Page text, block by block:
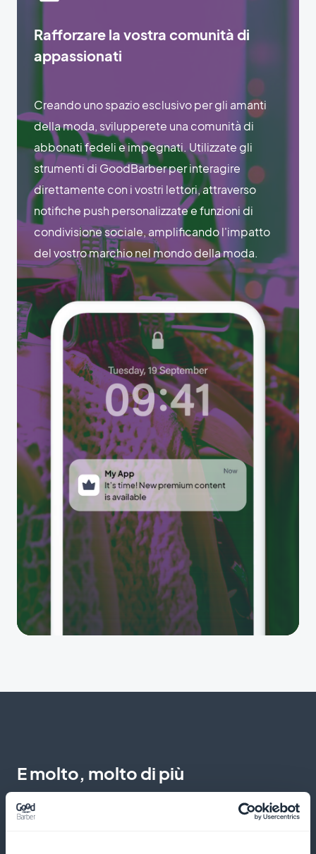
Rafforzare la vostra comunità di
appassionati
Creando uno spazio esclusivo per gli amanti
della moda, svilupperete una comunità di
abbonati fedeli e impegnati. Utilizzate gli
strumenti di GoodBarber per interagire
direttamente con i vostri lettori, attraverso
notifiche push personalizzate e funzioni di
condivisione sociale, amplificando l'impatto
del vostro marchio nel mondo della moda.
E molto, molto di più